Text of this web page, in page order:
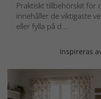
Praktiskt tillbehörskit för
innehåller de viktigaste
eller fylla på d...
Inspireras